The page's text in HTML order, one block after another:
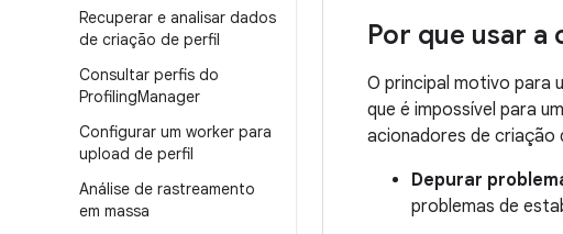
Recuperar e analisar dados
de criação de perfil
Consultar perfis do
ProfilingManager
Configurar um worker para
upload de perfil
Análise de rastreamento
em massa
Por que usar a
O principal motivo para
que é impossível para
acionadores de criação
Depurar
problemas de